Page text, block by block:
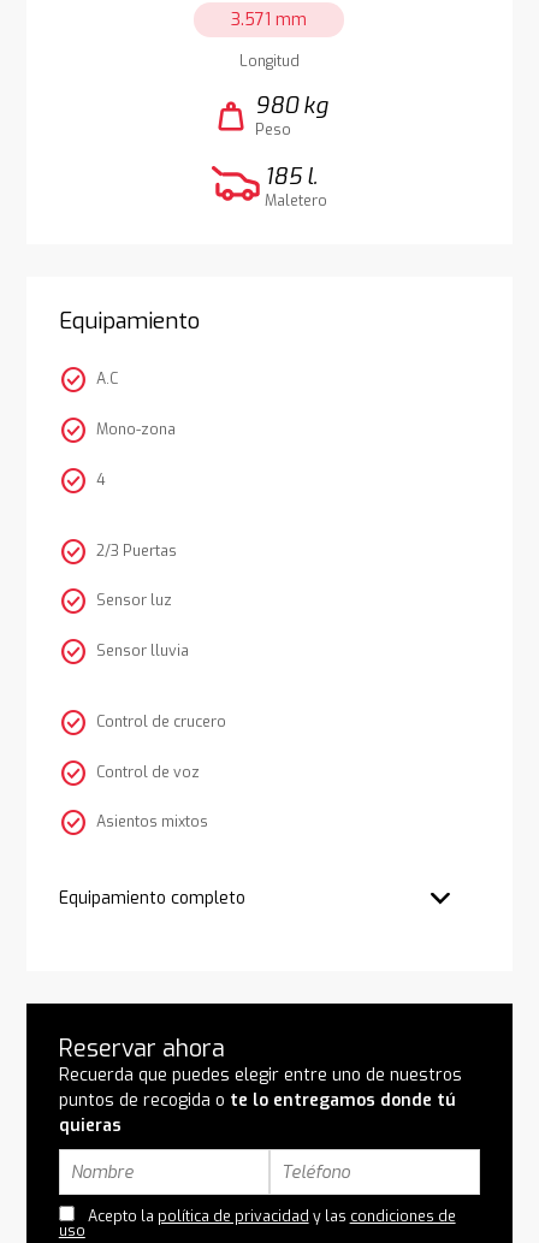
3.571 mm
Longitud
weight 980 kg
Peso
185 l.
Maletero
Equipamiento
check_circle A.C
check_circle Mono-zona
check_circle 4
check_circle 2/3 Puertas
check_circle Sensor luz
check_circle Sensor lluvia
check_circle Control de crucero
check_circle Control de voz
check_circle Asientos mixtos
Equipamiento completo
Reservar ahora
Recuerda que puedes elegir entre uno de nuestros
puntos de recogida o te lo entregamos donde tú
quieras
Acepto la política de privacidad y las condiciones de
uso